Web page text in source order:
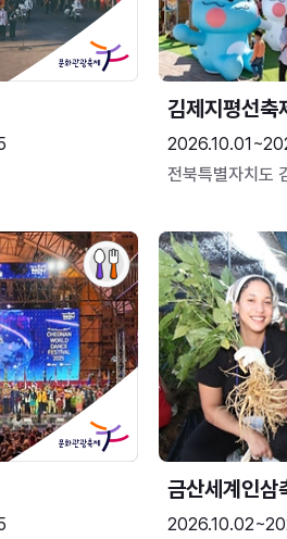
김제지평선축
전북특별자치도
금산세계인삼